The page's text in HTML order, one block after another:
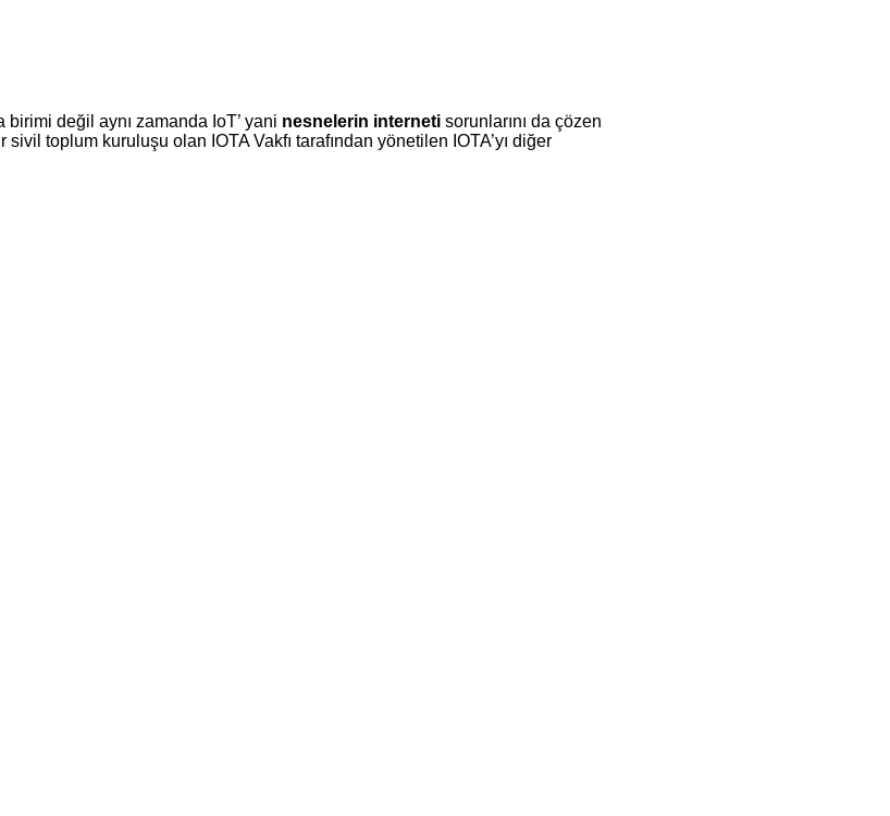
değil aynı zamanda IoT’ yani nesnelerin interneti sorunlarını da çözen
toplum kuruluşu olan IOTA Vakfı tarafından yönetilen IOTA’yı diğer